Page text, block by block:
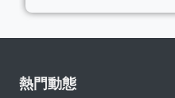
熱門動態